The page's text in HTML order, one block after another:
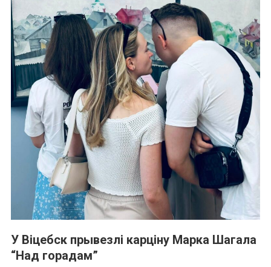
У Віцебск прывезлі карціну Марка Шагала
“Над горадам”